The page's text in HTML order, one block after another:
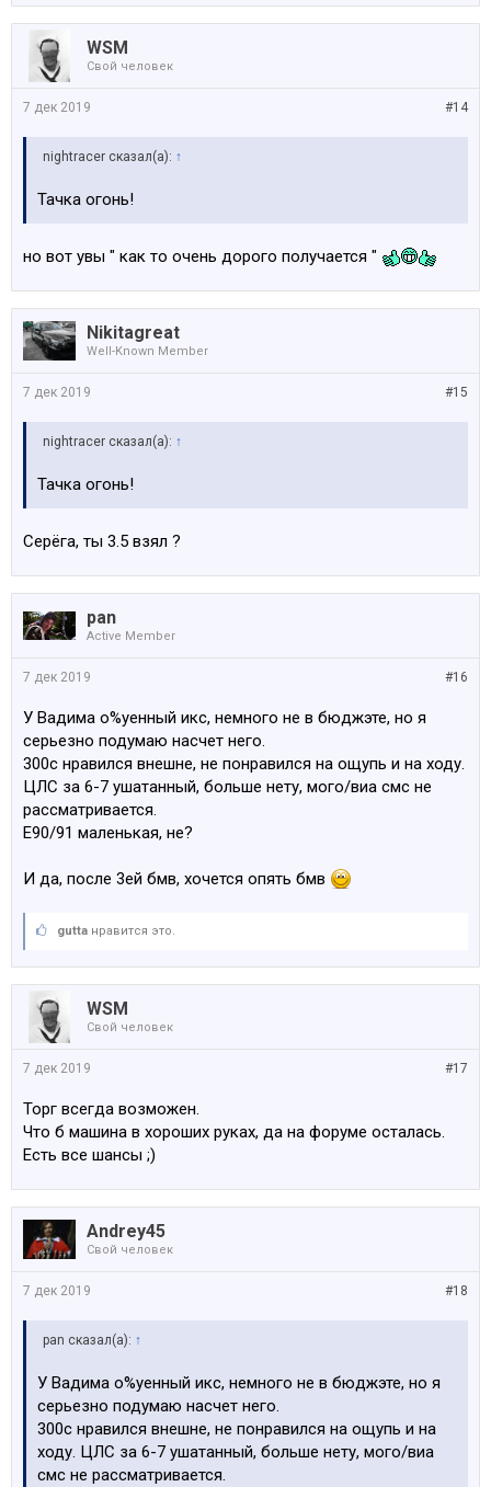
WSM
Свой человек
#14
7 дек 2019
nightracer сказал(а): ↑
Тачка огонь!
но вот увы " как то очень дорого получается "
Nikitagreat
Well-Known Member
#15
7 дек 2019
nightracer сказал(а): ↑
Тачка огонь!
Серёга, ты 3.5 взял ?
pan
Active Member
#16
7 дек 2019
У Вадима о%уенный икс, немного не в бюджэте, но я
серьезно подумаю насчет него.
300с нравился внешне, не понравился на ощупь и на ходу.
ЦЛС за 6-7 ушатанный, больше нету, мого/виа смс не
рассматривается.
Е90/91 маленькая, не?
И да, после 3ей бмв, хочется опять бмв
gutta нравится это.
WSM
Свой человек
#17
7 дек 2019
Торг всегда возможен.
Что б машина в хороших руках, да на форуме осталась.
Есть все шансы ;)
Andrey45
Свой человек
#18
7 дек 2019
pan сказал(а): ↑
У Вадима о%уенный икс, немного не в бюджэте, но я
серьезно подумаю насчет него.
300с нравился внешне, не понравился на ощупь и на
ходу. ЦЛС за 6-7 ушатанный, больше нету, мого/виа
смс не рассматривается.